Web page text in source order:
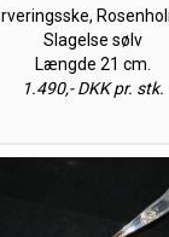
Slagelse sølv
Længde 21 cm.
1.490,- DKK pr. stk.